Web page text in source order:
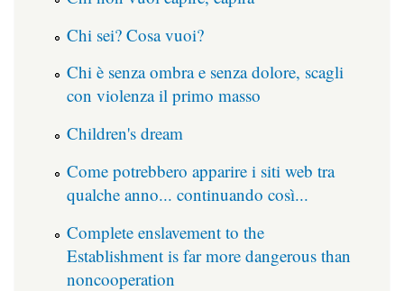
Chi sei? Cosa vuoi?
Chi è senza ombra e senza dolore, scagli
con violenza il primo masso
Children's dream
Come potrebbero apparire i siti web tra
qualche anno... continuando così...
Complete enslavement to the
Establishment is far more dangerous than
noncooperation